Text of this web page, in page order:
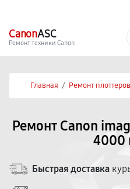
CanonASC
Ремонт техники Canon
Главная / Ремонт плоттеров
Ремонт Canon
4000
Быстрая доставка